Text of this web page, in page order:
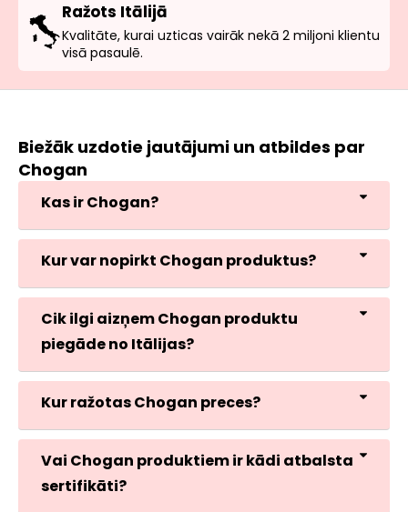
Ražots Itālijā
Kvalitāte, kurai uzticas vairāk nekā 2 miljoni klientu
visā pasaulē.
Biežāk uzdotie jautājumi un atbildes par
Chogan
Kas ir Chogan?
Kur var nopirkt Chogan produktus?
Cik ilgi aizņem Chogan produktu
piegāde no Itālijas?
Kur ražotas Chogan preces?
Vai Chogan produktiem ir kādi atbalsta
sertifikāti?